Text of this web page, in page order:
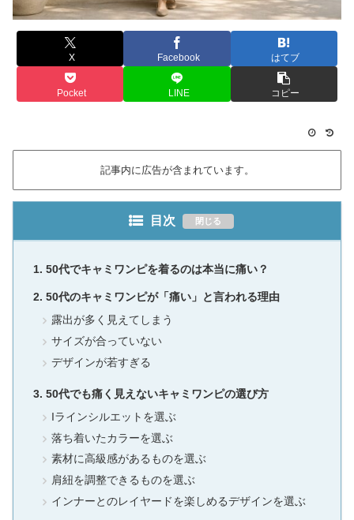
X Facebook はてブ
Pocket LINE コピー
記事内に広告が含まれています。
目次
50代でキャミワンピを着るのは本当に痛い？
50代のキャミワンピが「痛い」と言われる理由
露出が多く見えてしまう
サイズが合っていない
デザインが若すぎる
50代でも痛く見えないキャミワンピの選び方
Iラインシルエットを選ぶ
落ち着いたカラーを選ぶ
素材に高級感があるものを選ぶ
肩紐を調整できるものを選ぶ
インナーとのレイヤードを楽しめるデザインを選ぶ